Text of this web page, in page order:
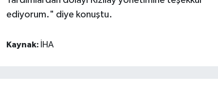
ediyorum." diye konuştu.
Kaynak: İHA